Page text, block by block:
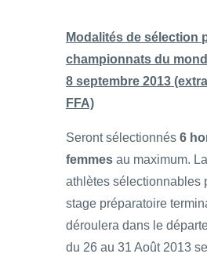
Modalités de sélection
championnats du
8 septembre 2013
FFA)
Seront sélectionnés 6
femmes au maximum.
athlètes sélectionnables
stage préparatoire
déroulera dans le
du 26 au 31 Août 2013